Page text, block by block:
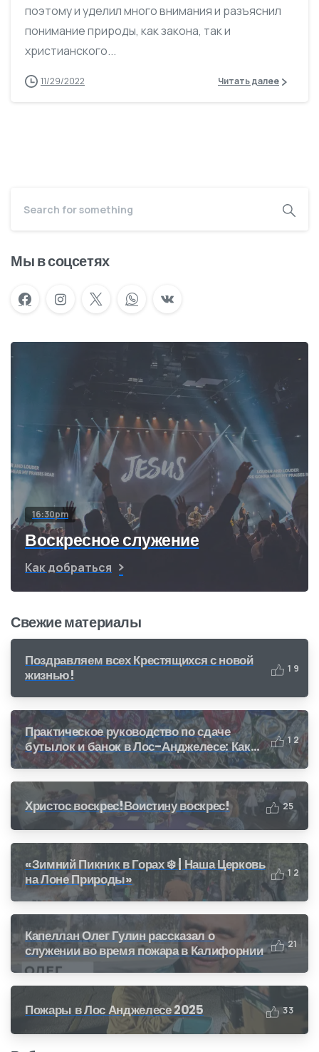
поэтому и уделил много внимания и разъяснил
понимание природы, как закона, так и
христианского...
11/29/2022 Читать далее
Мы в соцсетях
16:30pm
Воскресное служение
Как добраться
Свежие материалы
Поздравляем всех Крестящихся с новой
жизнью!
1 9
Практическое руководство по сдаче
бутылок и банок в Лос-Анджелесе: Как
получить деньги за переработку (CRV)
1 2
Христос воскрес!Воистину воскрес! 25
«Зимний Пикник в Горах ❄️ | Наша Церковь
на Лоне Природы»
1 2
Капеллан Олег Гулин рассказал о
служении во время пожара в Калифорнии
21
Пожары в Лос Анджелесе 2025 33